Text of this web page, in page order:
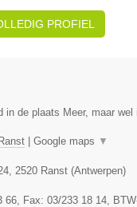
PROFIEL
in de plaats Meer, maar
Ranst| Google maps ▼
, 2520 Ranst(Antwerpen)
66, Fax: 03/233 18 14,